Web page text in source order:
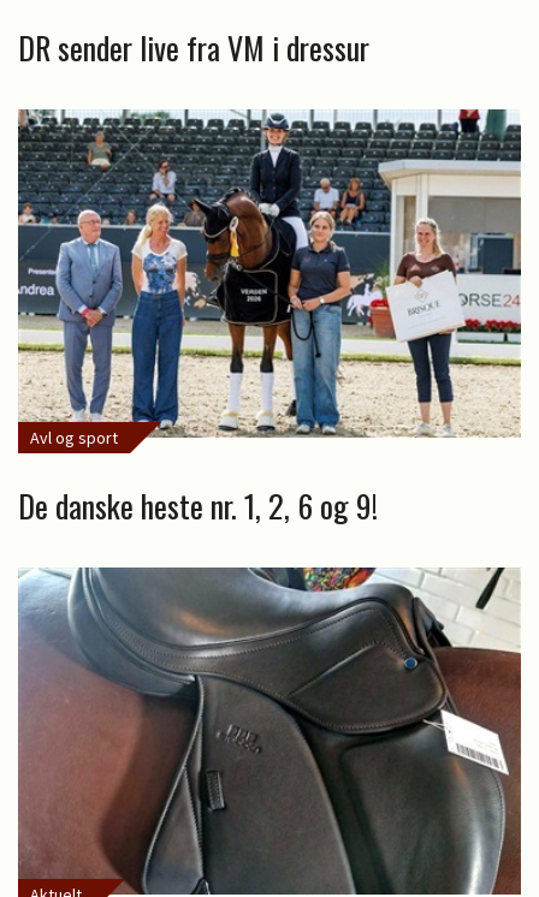
DR sender live fra VM i dressur
Avl og sport
De danske heste nr. 1, 2, 6 og 9!